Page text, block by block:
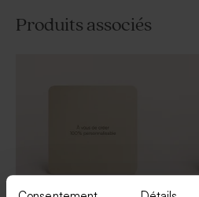
Produits associés